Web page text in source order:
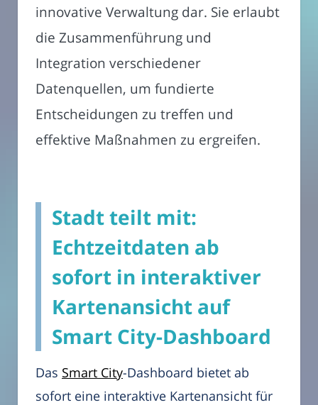
innovative Verwaltung dar. Sie erlaubt
die Zusammenführung und
Integration verschiedener
Datenquellen, um fundierte
Entscheidungen zu treffen und
effektive Maßnahmen zu ergreifen.
Stadt teilt mit:
Echtzeitdaten ab
sofort in interaktiver
Kartenansicht auf
Smart City-Dashboard
Das Smart City-Dashboard bietet ab
sofort eine interaktive Kartenansicht für